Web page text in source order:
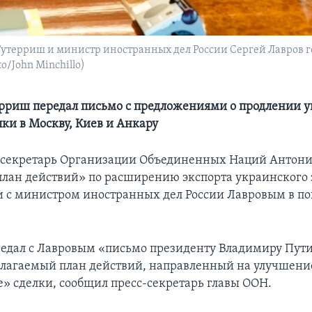
и министр иностранных дел России Сергей Лавров
John Minchillo)
передал письмо с предложениями о продлении
в Москву, Киев и Анкару
Организации Объединенных Наций
действий» по расширению экспорта украинского
с министром иностранных дел России Лавровым в
с Лавровым «письмо президенту Владимиру
план действий, направленный на
сделки, сообщил пресс-секретарь главы ООН.